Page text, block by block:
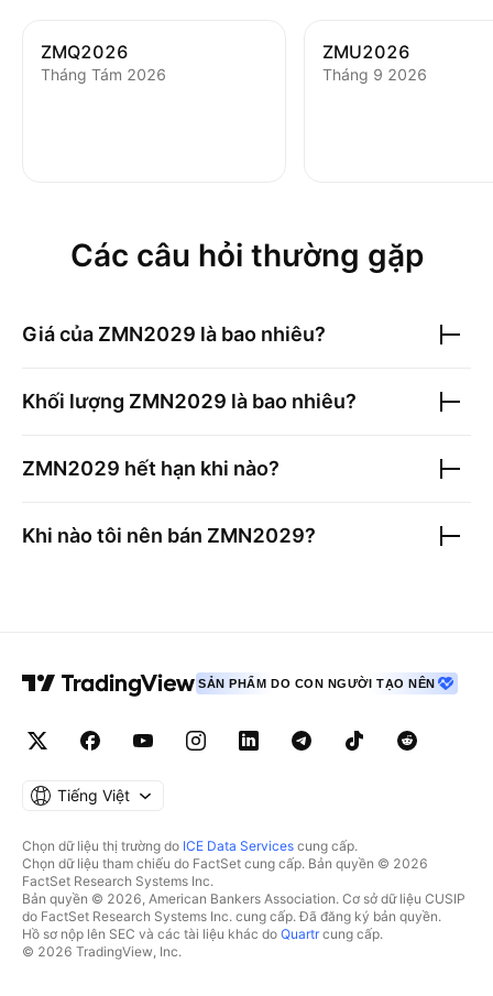
ZMQ2026
Tháng Tám 2026
ZMU2026
Tháng 9 2026
Các câu hỏi thường gặp
Giá của ZMN2029 là bao nhiêu?
Khối lượng ZMN2029 là bao nhiêu?
ZMN2029 hết hạn khi nào?
Khi nào tôi nên bán ZMN2029?
SẢN PHẨM DO CON NGƯỜI TẠO NÊN
Tiếng Việt
Chọn dữ liệu thị trường do ICE Data Services cung cấp.
Chọn dữ liệu tham chiếu do FactSet cung cấp. Bản quyền © 2026
FactSet Research Systems Inc.
Bản quyền © 2026, American Bankers Association. Cơ sở dữ liệu CUSIP
do FactSet Research Systems Inc. cung cấp. Đã đăng ký bản quyền.
Hồ sơ nộp lên SEC và các tài liệu khác do Quartrcung cấp.
© 2026 TradingView, Inc.